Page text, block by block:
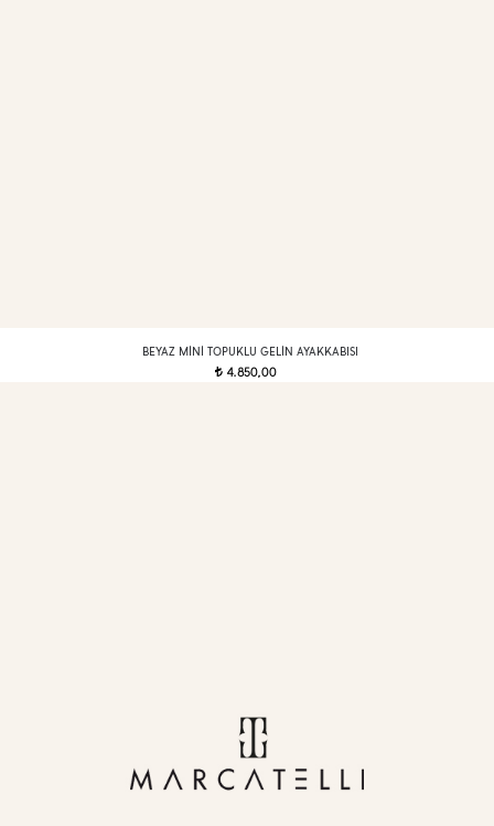
BEYAZ MINI TOPUKLU GELIN AYAKKABISI
t 4.850,00